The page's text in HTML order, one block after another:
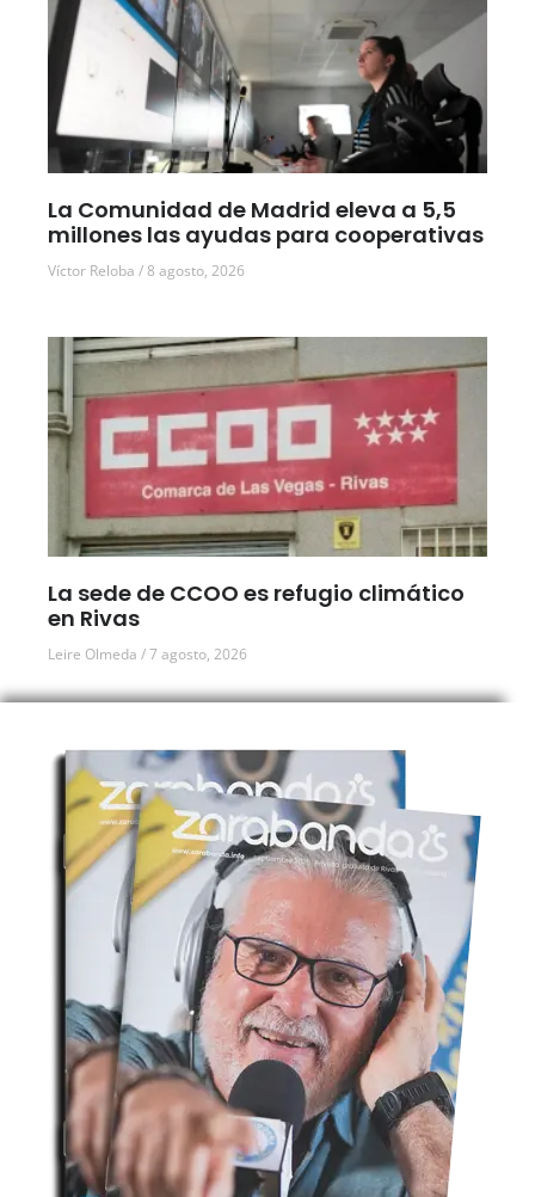
La Comunidad de Madrid eleva a 5,5
millones las ayudas para cooperativas
Víctor Reloba 8 agosto, 2026
La sede de CCOO es refugio climático
en Rivas
Leire Olmeda 7 agosto, 2026